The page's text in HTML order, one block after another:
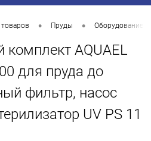
товаров • Пруды • Оборудование
AQUAEL
для пруда до
фильтр, насос
UV PS 11